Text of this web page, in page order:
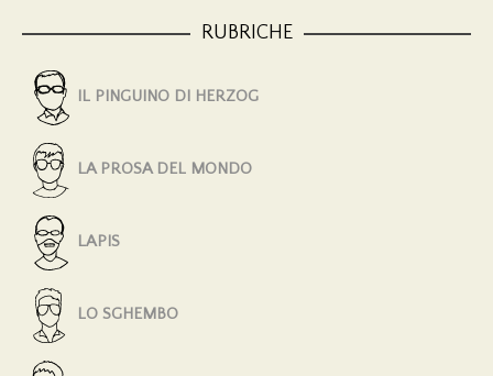
RUBRICHE
IL PINGUINO DI HERZOG
LA PROSA DEL MONDO
LAPIS
LO SGHEMBO